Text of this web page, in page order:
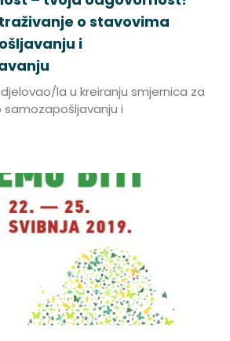
o stavovima
i
la u kreiranju smjernica za
i